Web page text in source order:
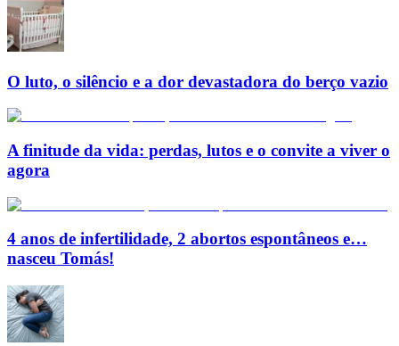
O luto, o silêncio e a dor devastadora do berço vazio
A finitude da vida: perdas, lutos e o convite a viver o
agora
4 anos de infertilidade, 2 abortos espontâneos e…
nasceu Tomás!